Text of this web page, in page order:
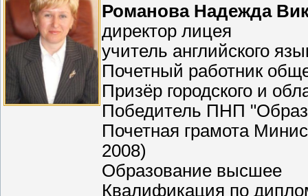
Романова Надежда
директор лицея
учитель английского
Почетный работник
Призёр городского и
Победитель ПНП
Почетная грамота
2008)
Образование высшее
Квалификация по